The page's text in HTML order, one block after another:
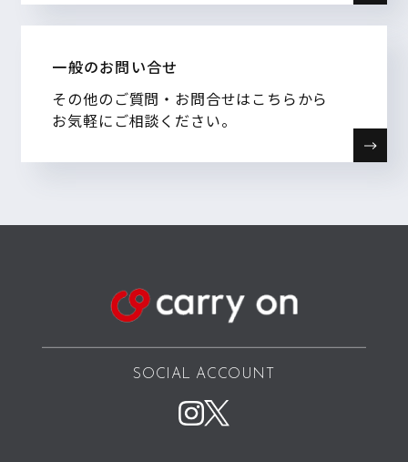
一般のお問い合せ
その他のご質問・お問合せはこちらから
お気軽にご相談ください。
SOCIAL ACCOUNT